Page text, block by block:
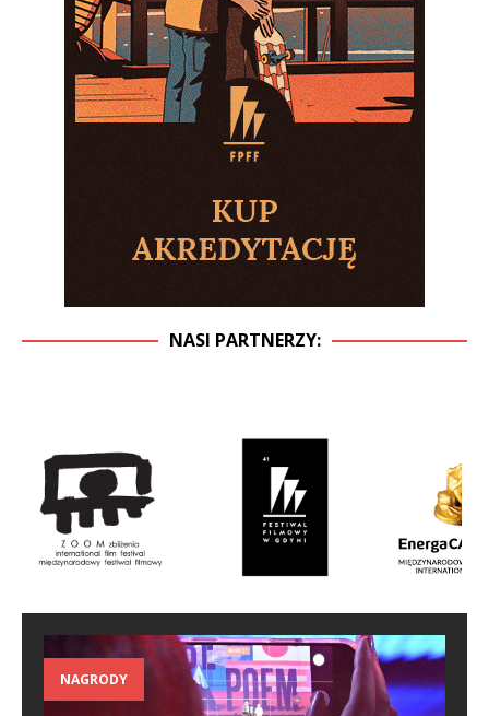
NASI PARTNERZY:
NAGRODY